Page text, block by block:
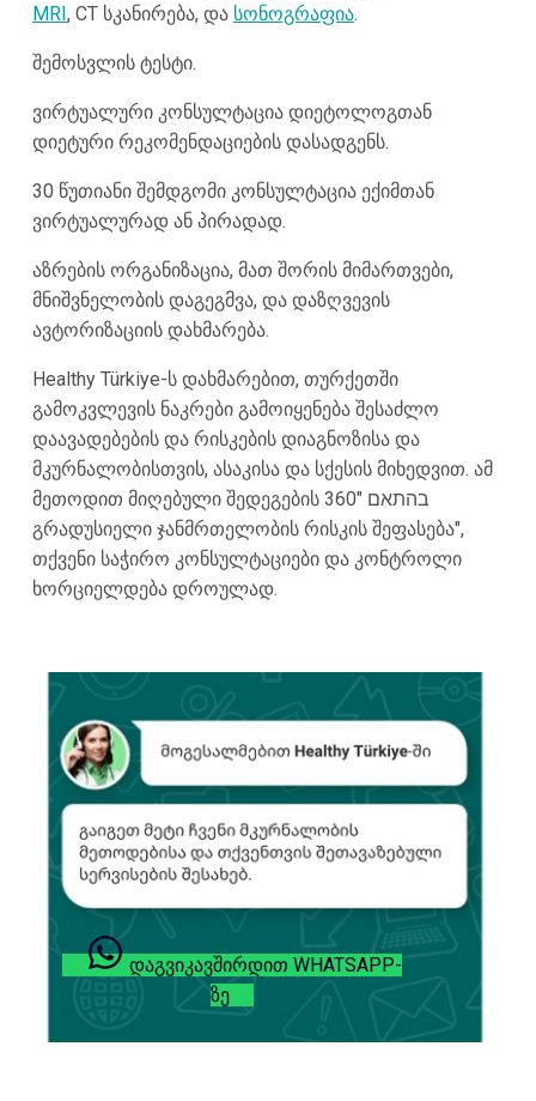
MRI, CT სკანირება, და სონოგრაფია.
შემოსვლის ტესტი.
ვირტუალური კონსულტაცია დიეტოლოგთან
დიეტური რეკომენდაციების დასადგენს.
30 წუთიანი შემდგომი კონსულტაცია ექიმთან
ვირტუალურად ან პირადად.
აზრების ორგანიზაცია, მათ შორის მიმართვები,
მნიშვნელობის დაგეგმვა, და დაზღვევის
ავტორიზაციის დახმარება.
Healthy Türkiye-ს დახმარებით, თურქეთში
გამოკვლევის ნაკრები გამოიყენება შესაძლო
დაავადებების და რისკების დიაგნოზისა და
მკურნალობისთვის, ასაკისა და სქესის მიხედვით. ამ
მეთოდით მიღებული შედეგების בהתאם "360
გრადუსიელი ჯანმრთელობის რისკის შეფასება",
თქვენი საჭირო კონსულტაციები და კონტროლი
ხორციელდება დროულად.
ᲓᲐᲒᲕᲘᲙᲐᲕᲨᲘᲠᲓᲘᲗ WHATSAPP-
ᲖᲔ